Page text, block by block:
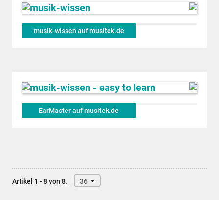
musik-wissen auf musitek.de
EarMaster auf musitek.de
Artikel 1 - 8 von 8. 36